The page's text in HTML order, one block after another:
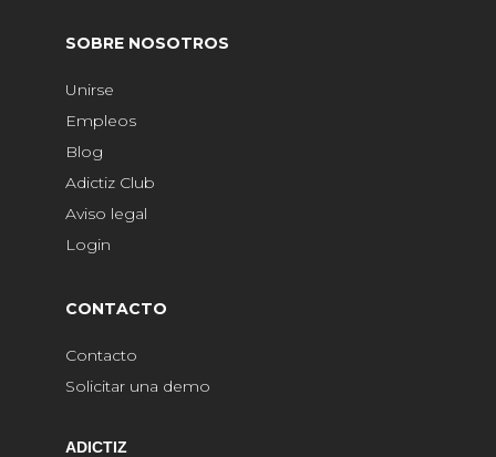
SOBRE NOSOTROS
Unirse
Empleos
Blog
Adictiz Club
Aviso legal
Login
CONTACTO
Contacto
Solicitar una demo
ADICTIZ